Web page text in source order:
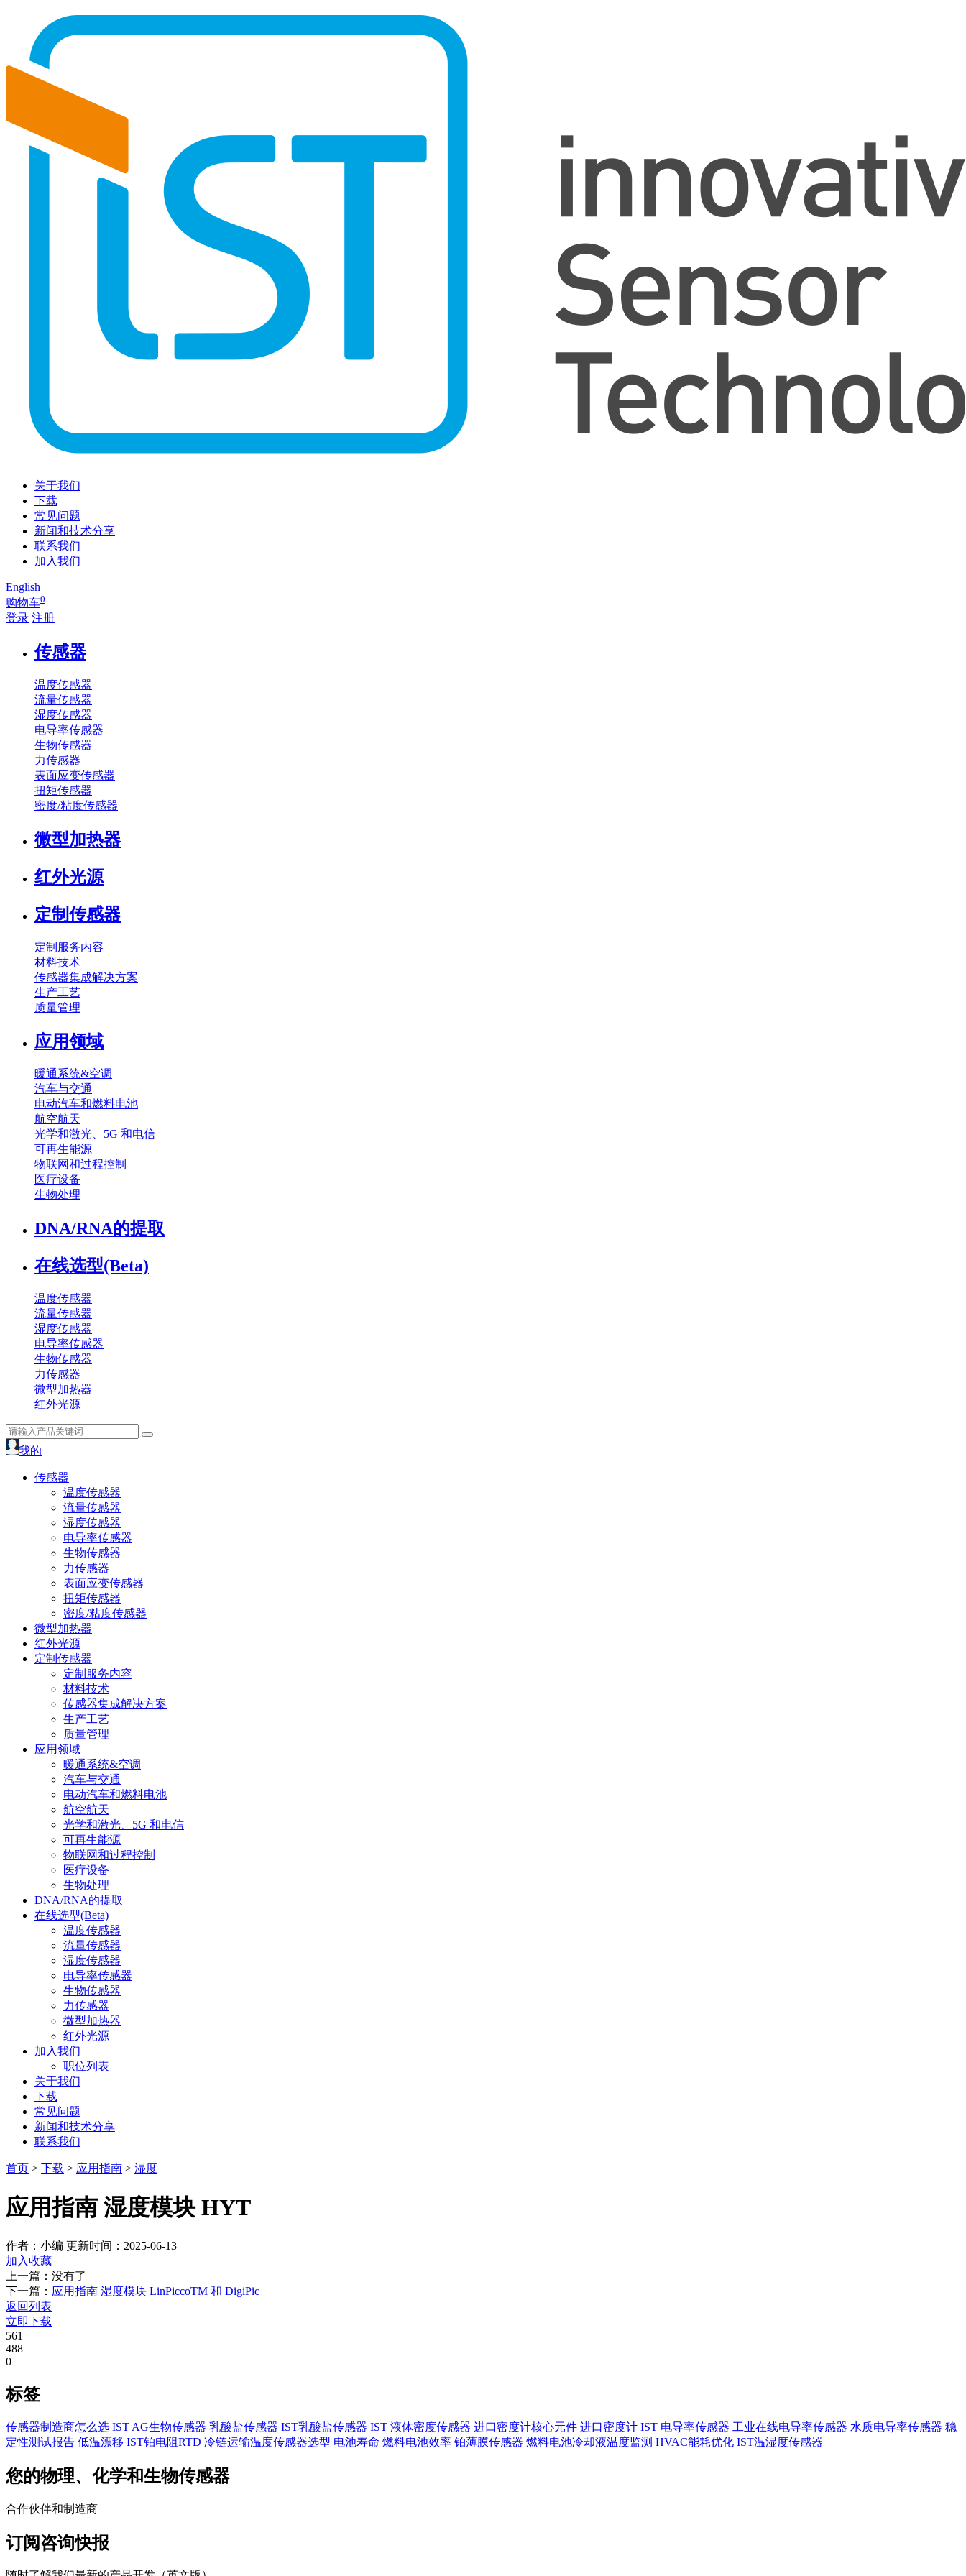
关于我们
下载
常见问题
新闻和技术分享
联系我们
加入我们
English
购物车0
登录 注册
传感器
温度传感器
流量传感器
湿度传感器
电导率传感器
生物传感器
力传感器
表面应变传感器
扭矩传感器
密度/粘度传感器
微型加热器
红外光源
定制传感器
定制服务内容
材料技术
传感器集成解决方案
生产工艺
质量管理
应用领域
暖通系统&空调
汽车与交通
电动汽车和燃料电池
航空航天
光学和激光、5G 和电信
可再生能源
物联网和过程控制
医疗设备
生物处理
DNA/RNA的提取
在线选型(Beta)
温度传感器
流量传感器
湿度传感器
电导率传感器
生物传感器
力传感器
微型加热器
红外光源
我的
传感器
温度传感器
流量传感器
湿度传感器
电导率传感器
生物传感器
力传感器
表面应变传感器
扭矩传感器
密度/粘度传感器
微型加热器
红外光源
定制传感器
定制服务内容
材料技术
传感器集成解决方案
生产工艺
质量管理
应用领域
暖通系统&空调
汽车与交通
电动汽车和燃料电池
航空航天
光学和激光、5G 和电信
可再生能源
物联网和过程控制
医疗设备
生物处理
DNA/RNA的提取
在线选型(Beta)
温度传感器
流量传感器
湿度传感器
电导率传感器
生物传感器
力传感器
微型加热器
红外光源
加入我们
职位列表
关于我们
下载
常见问题
新闻和技术分享
联系我们
首页 > 下载 > 应用指南 > 湿度
应用指南 湿度模块 HYT
作者：小编 更新时间：2025-06-13
加入收藏
上一篇：没有了
下一篇： 应用指南 湿度模块 LinPiccoTM 和 DigiPic
返回列表
立即下载
561
488
0
标签
传感器制造商怎么选 IST AG生物传感器 乳酸盐传感器 IST乳酸盐传感器 IST 液体密度传感器 进口密度计核心元件 进口密度计 IST 电导率传感器 工业在线电导率传感器 水质电导率传感器 稳
定性测试报告 低温漂移 IST铂电阻RTD 冷链运输温度传感器选型 电池寿命 燃料电池效率 铂薄膜传感器 燃料电池冷却液温度监测 HVAC能耗优化 IST温湿度传感器
您的物理、化学和生物传感器
合作伙伴和制造商
订阅咨询快报